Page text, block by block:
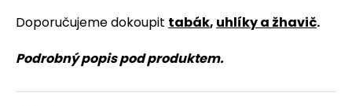
Doporučujeme dokoupit tabák, uhlíky a žhavič.
Podrobný popis pod produktem.